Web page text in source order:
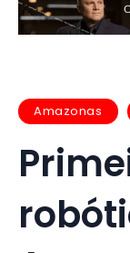
Amazonas